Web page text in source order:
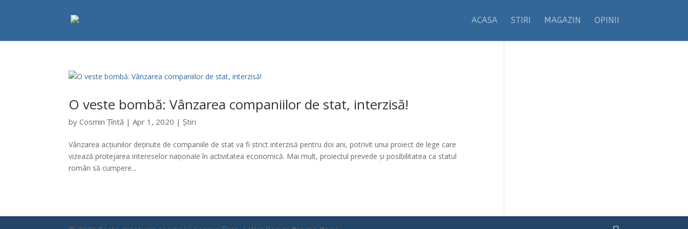
ACASA STIRI MAGAZIN OPINII
O veste bombă: Vânzarea companiilor de stat, interzisă!
byCosmin Țîntă |Apr 1, 2020 |Știri
Vânzarea acțiunilor deținute de companiile de stat va fi strict interzisă pentru doi ani, potrivit unui proiect de lege care
vizează protejarea intereselor naționale în activitatea economică. Mai mult, proiectul prevede și posibilitatea ca statul
român să cumpere...